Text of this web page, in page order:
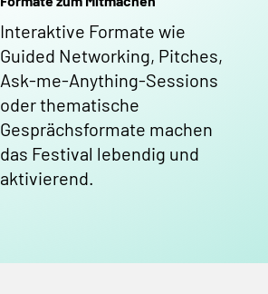
Interaktive Formate wie
Guided Networking, Pitches,
Ask-me-Anything-Sessions
oder thematische
Gesprächsformate machen
das Festival lebendig und
aktivierend.